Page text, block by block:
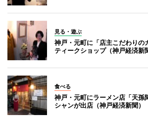
見る・遊ぶ
神戸・元町に「店主こだわりの
ティークショップ（神戸経済新
食べる
神戸・元町にラーメン店「天孫
シャンが出店（神戸経済新聞）